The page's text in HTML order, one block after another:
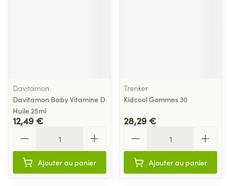
Davitamon
Davitamon Baby Vitamine D
Huile 25ml
12,49 €
Ajouter au panier
Trenker
Kidcool Gommes 30
28,29 €
Ajouter au panier